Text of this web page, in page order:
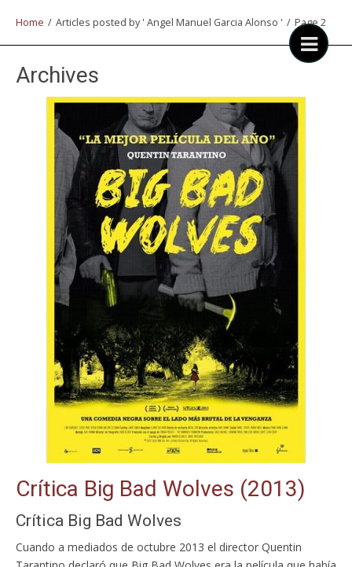
Home / Articles posted by ' Angel Manuel Garcia Alonso ' / Page 2
Archives
Crítica Big Bad Wolves (2013)
Crítica Big Bad Wolves
Cuando a mediados de octubre 2013 el director Quentin